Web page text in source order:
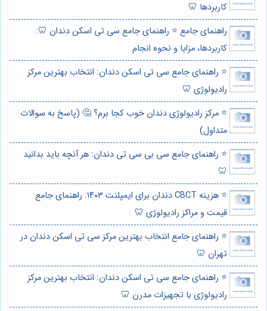
کاربردها 🦷
راهنمای جامع ⭐️ راهنمای جامع سی تی اسکن دندان 🦷:
کاربردها، مزایا و نحوه انجام
⭐️ راهنمای جامع سی تی اسکن دندان: انتخاب بهترین مرکز
رادیولوژی 🦷
⭐️ مرکز رادیولوژی دندان خوب کجا برم؟ 🤔 (پاسخ به سوالات
متداول)
⭐️ راهنمای جامع سی بی سی تی دندان: هر آنچه باید بدانید
🦷
⭐️ هزینه CBCT دندان برای ایمپلنت ۱۴۰۳: راهنمای جامع
قیمت و مراکز رادیولوژی 🦷
⭐️ راهنمای جامع انتخاب بهترین مرکز سی تی اسکن دندان در
تهران 🦷
⭐️ راهنمای جامع سی تی اسکن دندان: انتخاب بهترین مرکز
رادیولوژی با تجهیزات مدرن 🦷